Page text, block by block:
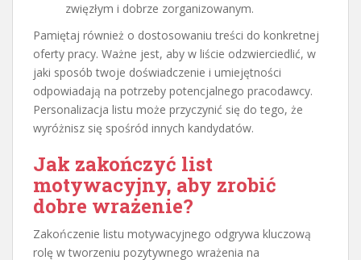
zwięzłym i dobrze zorganizowanym.
Pamiętaj również o dostosowaniu treści do konkretnej
oferty pracy. Ważne jest, aby w liście odzwierciedlić, w
jaki sposób twoje doświadczenie i umiejętności
odpowiadają na potrzeby potencjalnego pracodawcy.
Personalizacja listu może przyczynić się do tego, że
wyróżnisz się spośród innych kandydatów.
Jak zakończyć list
motywacyjny, aby zrobić
dobre wrażenie?
Zakończenie listu motywacyjnego odgrywa kluczową
rolę w tworzeniu pozytywnego wrażenia na